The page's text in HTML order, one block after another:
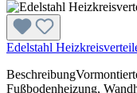
Edelstahl
Fußbodenheizung,